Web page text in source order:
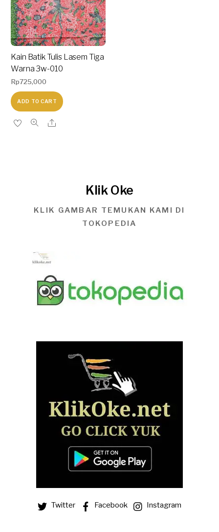
Kain Batik Tulis Lasem Tiga
Warna 3w-010
Rp725,000
ADD TO CART
Klik Oke
KLIK GAMBAR TEMUKAN KAMI DI
TOKOPEDIA
Twitter Facebook Instagram